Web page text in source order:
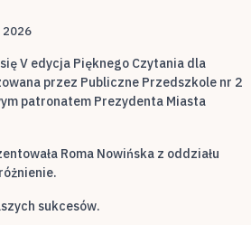
2026
V edycja Pięknego Czytania dla
przez Publiczne Przedszkole nr 2
patronatem Prezydenta Miasta
Roma Nowińska z oddziału
sukcesów.